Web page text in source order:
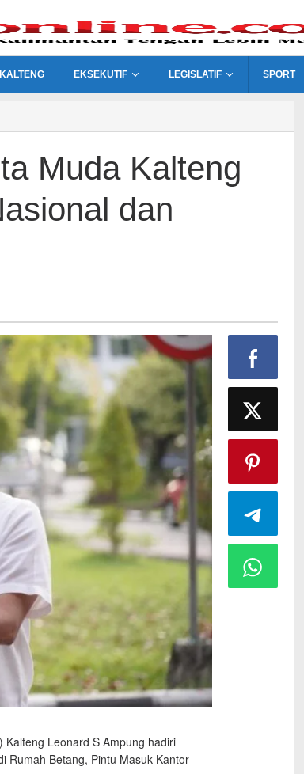
EKSEKUTIF LEGISLATIF SPORT
Muda Kalteng
dan
Leonard S Ampung hadiri
Rumah Betang, Pintu Masuk Kantor